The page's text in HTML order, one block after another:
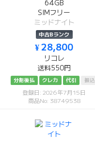
64GB
SIMフリー
ミッドナイト
中古Bランク
¥ 28,800
リコレ
送料550円
分割後払 クレカ 代引 振込
登録日: 2026年7月15日
商品No: 38749538